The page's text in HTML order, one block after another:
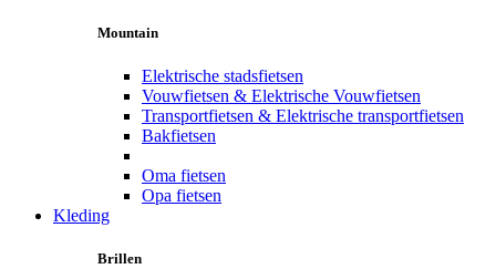
Mountain
Elektrische stadsfietsen
Vouwfietsen & Elektrische Vouwfietsen
Transportfietsen & Elektrische transportfietsen
Bakfietsen
Oma fietsen
Opa fietsen
Kleding
Brillen